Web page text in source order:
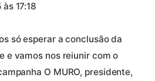
17:18
só esperar a conclusão da
e vamos nos reiunir com o
O MURO, presidente,